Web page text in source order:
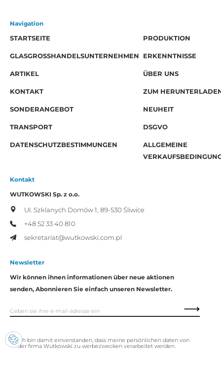
Navigation
STARTSEITE
PRODUKTION
GLASGROSSHANDELSUNTERNEHMEN ERKENNTNISSE
ARTIKEL ÜBER UNS
KONTAKT ZUM
SONDERANGEBOT NEUHEIT
TRANSPORT DSGVO
DATENSCHUTZBESTIMMUNGEN
ALLGEMEINE
Kontakt
WUTKOWSKI Sp. z o.o.
Ul. Szklanych Domów 1, 89-530 Śliwice
+48 52 33 40 810
sekretariat@wutkowski.com.pl
Newsletter
Wir können ihnen informationen über neue aktionen
senden, Abonnieren Sie einfach unseren Newsletter.
Ich bin damit einverstanden, dass meine persönlichen daten von
der firma Wutkowski zu werbezwecken verarbeitet werden.